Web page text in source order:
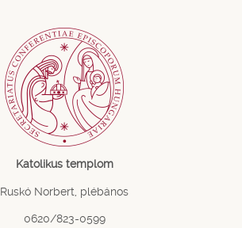
Katolikus templom
Ruskó Norbert, plébános
0620/823-0599